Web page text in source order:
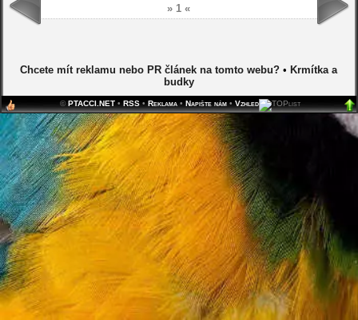
» 1 «
Chcete mít reklamu nebo PR článek na tomto webu? • Krmítka a
budky
©PTACCI.NET• RSS• Reklama• Napište nám• Vzhled